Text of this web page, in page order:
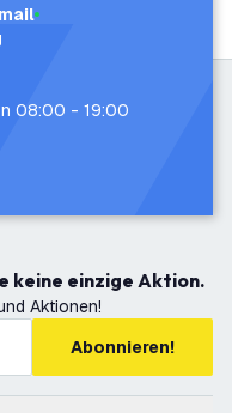
08:00 - 19:00
keine einzige Aktion.
Aktionen!
Abonnieren!